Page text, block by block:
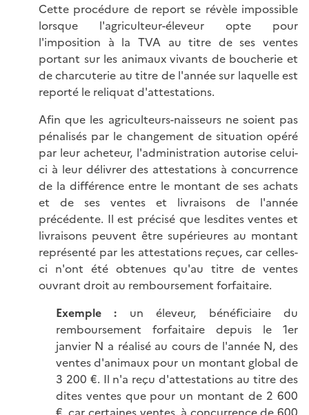
Cette procédure de report se révèle impossible
lorsque l'agriculteur-éleveur opte pour
l'imposition à la TVA au titre de ses ventes
portant sur les animaux vivants de boucherie et
de charcuterie au titre de l'année sur laquelle est
reporté le reliquat d'attestations.
Afin que les agriculteurs-naisseurs ne soient pas
pénalisés par le changement de situation opéré
par leur acheteur, l'administration autorise celui-
ci à leur délivrer des attestations à concurrence
de la différence entre le montant de ses achats
et de ses ventes et livraisons de l'année
précédente. Il est précisé que lesdites ventes et
livraisons peuvent être supérieures au montant
représenté par les attestations reçues, car celles-
ci n'ont été obtenues qu'au titre de ventes
ouvrant droit au remboursement forfaitaire.
Exemple : un éleveur, bénéficiaire du
remboursement forfaitaire depuis le 1er
janvier N a réalisé au cours de l'année N, des
ventes d'animaux pour un montant global de
3 200 €. Il n'a reçu d'attestations au titre des
dites ventes que pour un montant de 2 600